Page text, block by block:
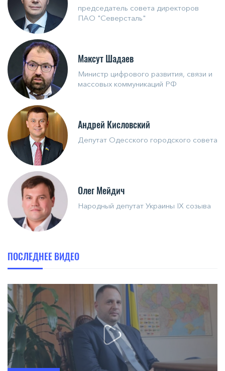
председатель совета директоров
ПАО "Северсталь"
Максут Шадаев
Министр цифрового развития, связи и
массовых коммуникаций РФ
Андрей Кисловский
Депутат Одесского городского совета
Олег Мейдич
Народный депутат Украины IX созыва
ПОСЛЕДНЕЕ ВИДЕО